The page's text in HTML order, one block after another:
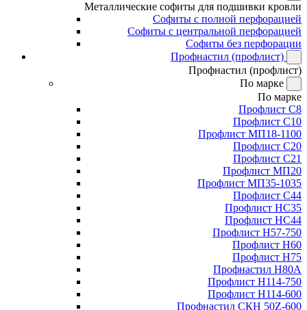
Металлические софиты для подшивки кровли
Софиты с полной перфорацией
Софиты с центральной перфорацией
Софиты без перфорации
Профнастил (профлист)
Профнастил (профлист)
По марке
По марке
Профлист С8
Профлист С10
Профлист МП18-1100
Профлист С20
Профлист С21
Профлист МП20
Профлист МП35-1035
Профлист С44
Профлист НС35
Профлист НС44
Профлист Н57-750
Профлист Н60
Профлист Н75
Профнастил Н80А
Профлист Н114-750
Профлист Н114-600
Профнастил СКН 50Z-600